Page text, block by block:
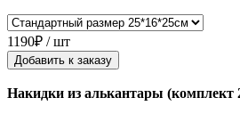
1190₽ / шт
Добавить к заказу
Накидки из алькантары (комплект